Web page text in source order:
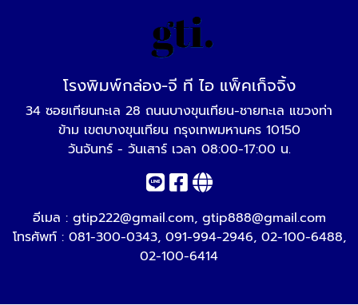
โรงพิมพ์กล่อง-จี ที ไอ แพ็คเก็จจิ้ง
34 ซอยเทียนทะเล 28 ถนนบางขุนเทียน-ชายทะเล แขวงท่า
ข้าม เขตบางขุนเทียน กรุงเทพมหานคร 10150
วันจันทร์ - วันเสาร์ เวลา 08:00-17:00 น.
อีเมล : gtip222@gmail.com, gtip888@gmail.com
โทรศัพท์ : 081-300-0343, 091-994-2946, 02-100-6488,
02-100-6414